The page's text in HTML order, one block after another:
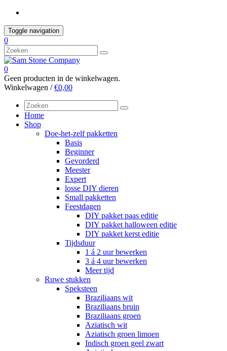
Skip
content
Toggle navigation
0
0
Geen producten in de winkelwagen.
Winkelwagen /€0,00
Home
Shop
Doe-het-zelf pakketten
Basis
Beginner
Gevorderd
Meester
Expert
losse DIY dieren
Small pakketten
Feestdagen
DIY pakket paas editie
DIY pakket halloween editie
DIY pakket kerst editie
Tijdsduur
1 á 2 uur bewerken
3 á 4 uur bewerken
Meer tijd
Ruwe stukken
Speksteen
Braziliaans wit
Braziliaans bruin
Braziliaans groen
Aziatisch wit
Aziatisch groen limoen
Indisch groen geel zwart